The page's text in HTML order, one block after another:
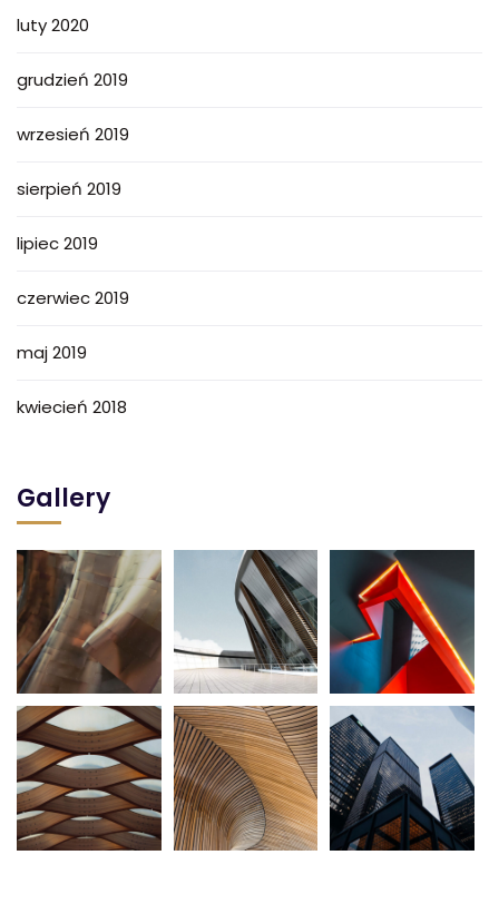
luty 2020
grudzień 2019
wrzesień 2019
sierpień 2019
lipiec 2019
czerwiec 2019
maj 2019
kwiecień 2018
Gallery